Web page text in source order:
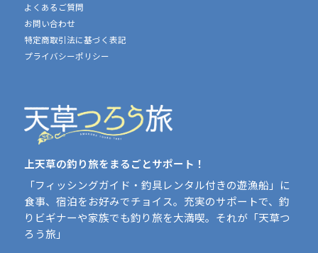
よくあるご質問
お問い合わせ
特定商取引法に基づく表記
プライバシーポリシー
上天草の釣り旅をまるごとサポート！
「フィッシングガイド・釣具レンタル付きの遊漁船」に
食事、宿泊をお好みでチョイス。充実のサポートで、釣
りビギナーや家族でも釣り旅を大満喫。それが「天草つ
ろう旅」